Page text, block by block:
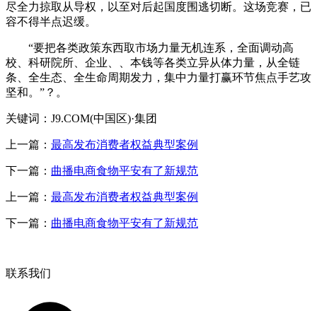
尽全力掠取从导权，以至对后起国度围逃切断。这场竞赛，已
容不得半点迟缓。
“要把各类政策东西取市场力量无机连系，全面调动高
校、科研院所、企业、、本钱等各类立异从体力量，从全链
条、全生态、全生命周期发力，集中力量打赢环节焦点手艺攻
坚和。”？。
关键词：J9.COM(中国区)·集团
上一篇： 最高发布消费者权益典型案例
下一篇： 曲播电商食物平安有了新规范
上一篇： 最高发布消费者权益典型案例
下一篇： 曲播电商食物平安有了新规范
联系我们